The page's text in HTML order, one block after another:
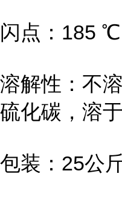
闪点：185 ℃
溶解性：不
硫化碳，溶
包装：25公